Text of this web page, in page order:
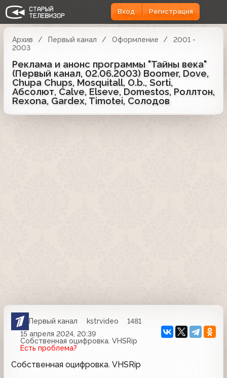
Вход Регистрация
Архив Первый канал Оформление
2001 -
2003
Реклама и анонс программы "Тайны века"
(Первый канал, 02.06.2003) Boomer, Dove,
Chupa Chups, Mosquitall, O.b., Sorti,
Абсолют, Calve, Elseve, Domestos, Роллтон,
Rexona, Gardex, Timotei, Солодов
Первый канал kstrvideo
1481
15 апреля 2024, 20:39
Собственная оцифровка. VHSRip
Есть проблема?
Собственная оцифровка. VHSRip